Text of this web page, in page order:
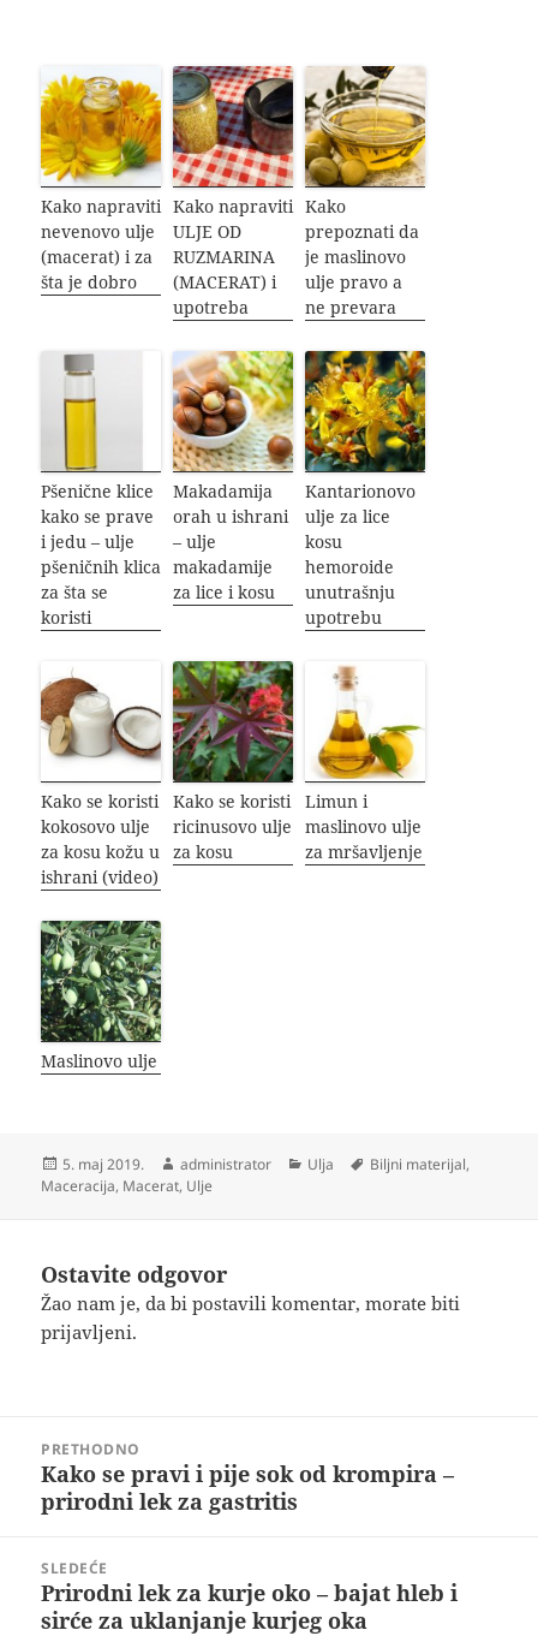
Kako napraviti
nevenovo ulje
(macerat) i za
šta je dobro
Kako napraviti
ULJE OD
RUZMARINA
(MACERAT) i
upotreba
Kako
prepoznati da
je maslinovo
ulje pravo a
ne prevara
Pšenične klice
kako se prave
i jedu – ulje
pšeničnih klica
za šta se
koristi
Makadamija
orah u ishrani
– ulje
makadamije
za lice i kosu
Kantarionovo
ulje za lice
kosu
hemoroide
unutrašnju
upotrebu
Kako se koristi
kokosovo ulje
za kosu kožu u
ishrani (video)
Kako se koristi
ricinusovo ulje
za kosu
Limun i
maslinovo ulje
za mršavljenje
Maslinovo ulje
Objavljeno
5. maj 2019. Autor
administrator Kategorije
Ulja Oznake
Biljni materijal,
Maceracija, Macerat, Ulje
Ostavite odgovor
Žao nam je, da bi postavili komentar, moratebiti
prijavljeni.
člankaPRETHODNO
Prethodni
članak:
Kako se pravi i pije sok od krompira –
prirodni lek za gastritis
SLEDEĆE
Sledeći
članak:
Prirodni lek za kurje oko – bajat hleb i
sirće za uklanjanje kurjeg oka